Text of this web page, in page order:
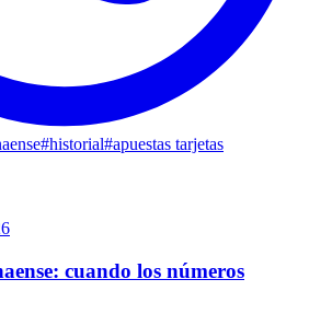
#historial#apuestas tarjetas
cuando los números